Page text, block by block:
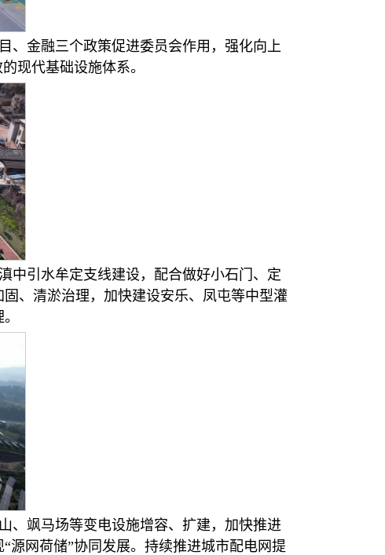
、金融三个政策促进委员会作用，强化向上
现代基础设施体系。
中引水牟定支线建设，配合做好小石门、定
、清淤治理，加快建设安乐、凤屯等中型灌
、飒马场等变电设施增容、扩建，加快推进
源网荷储”协同发展。持续推进城市配电网提